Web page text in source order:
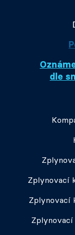
dle
Zplynovací
Zplynovací
Zplynovací